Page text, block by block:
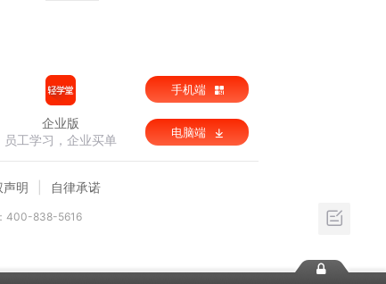
企业版
员工学习，企业买单
手机端
电脑端
声明 自律承诺
400-838-5616